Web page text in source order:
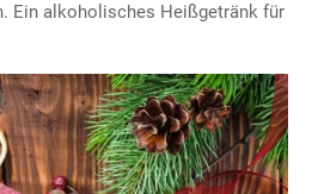
Ein alkoholisches Heißgetränk für